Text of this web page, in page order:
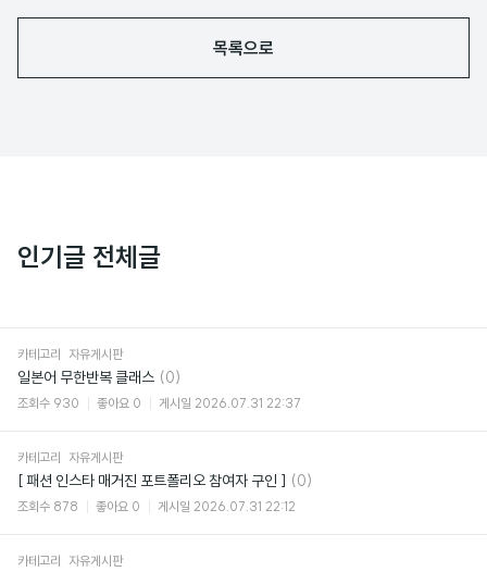
목록으로
인기글 전체글
카테고리 자유게시판
일본어 무한반복 클래스 댓
글
(0)
조회수 930 좋아요 0 게시일 2026.07.31 22:37
카테고리 자유게시판
[ 패션 인스타 매거진 포트폴리오 참여자 구인 ] 댓
글
(0)
조회수 878 좋아요 0 게시일 2026.07.31 22:12
카테고리 자유게시판